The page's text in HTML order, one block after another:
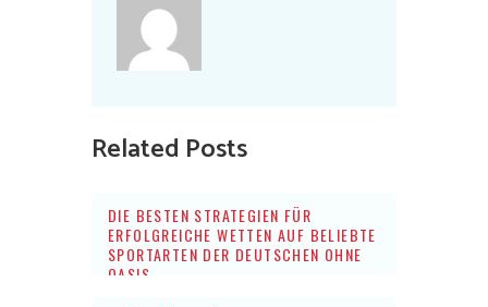
Related Posts
DIE BESTEN STRATEGIEN FÜR
ERFOLGREICHE WETTEN AUF BELIEBTE
SPORTARTEN DER DEUTSCHEN OHNE
OASIS